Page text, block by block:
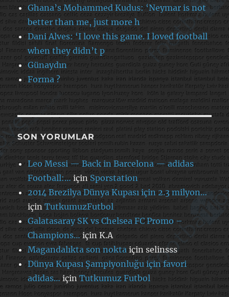
Ghana’s Mohammed Kudus: ‘Neymar is not
better than me, just more h
Dani Alves: ‘I love this game. I loved football
when they didn’t p
Günaydın
Forma ?
SON YORUMLAR
Leo Messi — Back in Barcelona — adidas
Football:…içinSporstation
2014 Brezilya Dünya Kupası için 2.3 milyon…
içinTutkumuzFutbol
Galatasaray SK vs Chelsea FC Promo –
Champions…içinK.A
Magandalıkta son noktaiçinselinsss
Dünya Kupası Şampiyonluğu için favori
adidas…içinTutkumuz Futbol